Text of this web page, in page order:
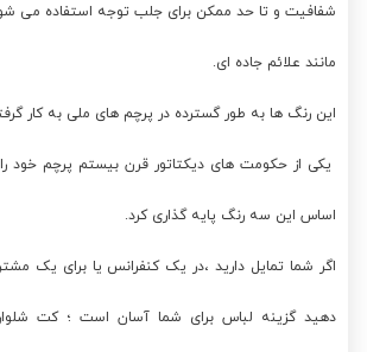
شفافیت و تا حد ممکن برای جلب توجه استفاده می
مانند علائم جاده ای.
این رنگ ها به طور گسترده در پرچم های ملی به کار
یکی از حکومت های دیکتاتور قرن بیستم پرچم خود
اساس این سه رنگ پایه گذاری کرد.
اگر شما تمایل دارید ،در یک کنفرانس یا برای یک
دهید گزینه لباس برای شما آسان است ؛ کت